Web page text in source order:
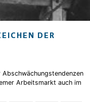
DER
Arbeitsmarkt auch im